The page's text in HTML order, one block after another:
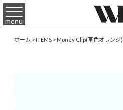
menu
ホーム>ITEMS>Money Clip(革色オレンジ)